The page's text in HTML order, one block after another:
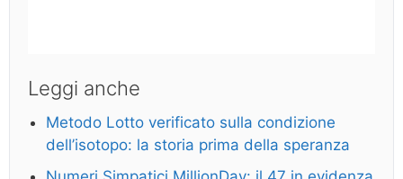
Leggi anche
Metodo Lotto verificato sulla condizione
dell’isotopo: la storia prima della speranza